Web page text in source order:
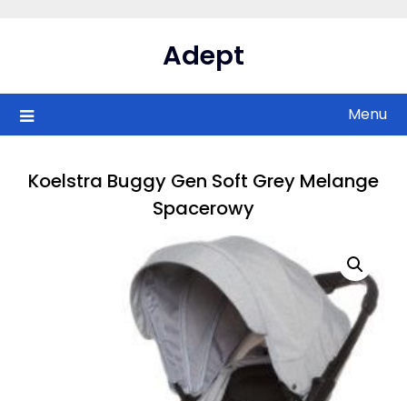
Adept
Menu
Koelstra Buggy Gen Soft Grey Melange
Spacerowy